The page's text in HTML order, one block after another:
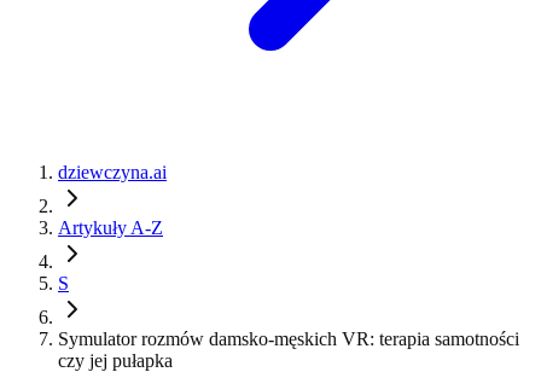
dziewczyna.ai
Artykuły A-Z
S
Symulator rozmów damsko-męskich VR: terapia samotności
czy jej pułapka